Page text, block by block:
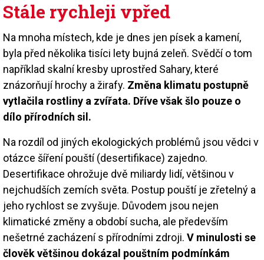
Stále rychleji vpřed
Na mnoha místech, kde je dnes jen písek a kamení,
byla před několika tisíci lety bujná zeleň. Svědčí o tom
například skalní kresby uprostřed Sahary, které
znázorňují hrochy a žirafy. Změna klimatu postupně
vytlačila rostliny a zvířata. Dříve však šlo pouze o
dílo přírodních sil.
Na rozdíl od jiných ekologických problémů jsou vědci v
otázce šíření pouští (desertifikace) zajedno.
Desertifikace ohrožuje dvě miliardy lidí, většinou v
nejchudších zemích světa. Postup pouští je zřetelný a
jeho rychlost se zvyšuje. Důvodem jsou nejen
klimatické změny a období sucha, ale především
nešetrné zacházení s přírodními zdroji. V minulosti se
člověk většinou dokázal pouštním podmínkám